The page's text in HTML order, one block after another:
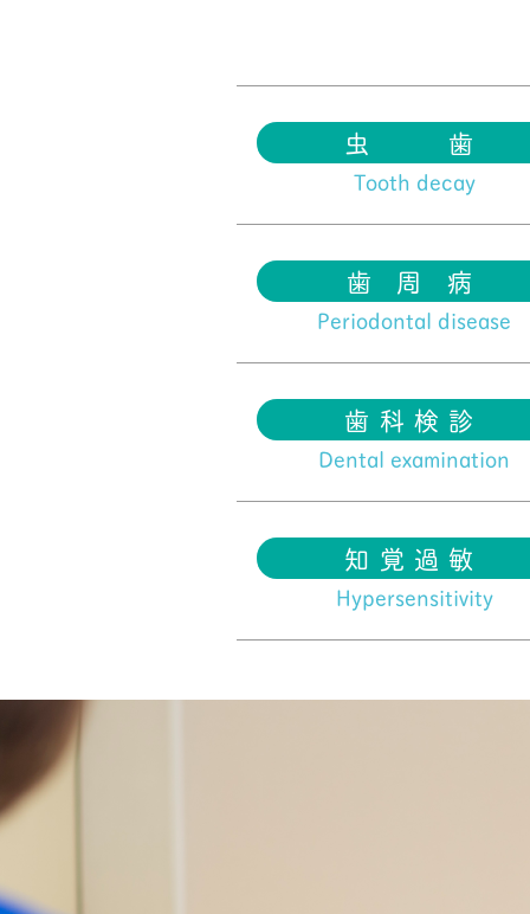
虫 歯
Tooth decay
歯 周 病
Periodontal disease
歯科検診
Dental examination
知覚過敏
Hypersensitivity